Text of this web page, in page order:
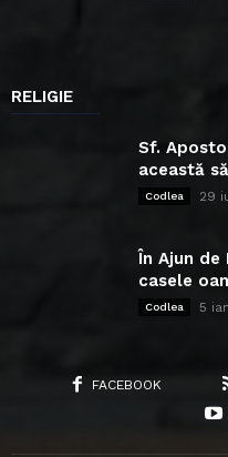
RELIGIE
Sf.
această
Codlea 29
În Ajun
casele
Codlea 5
FACEBOOK